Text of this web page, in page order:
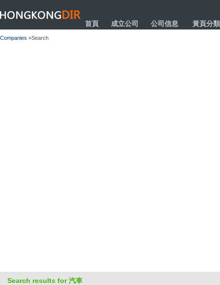
HONGKONGDIR
首頁 成立公司 公司信息 黃頁分類
Companies »Search
Search results for 汽車